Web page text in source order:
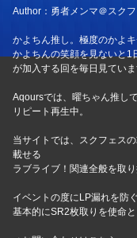
Author：勇者メンマ＠スク
かよちん推し。極度のかよ
かよちんの笑顔を見ないと
が加入する回を毎日見ていま
Aqoursでは、曜ちゃん推し
リピート再生中。
当サイトでは、スクフェス
載せる
ラブライブ！関連全般を取
イベントの度にLP漏れを防
基本的にSR2枚取りを使命